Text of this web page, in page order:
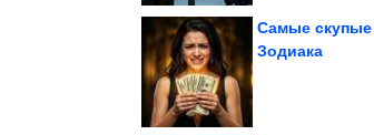
Самые скупые
Зодиака